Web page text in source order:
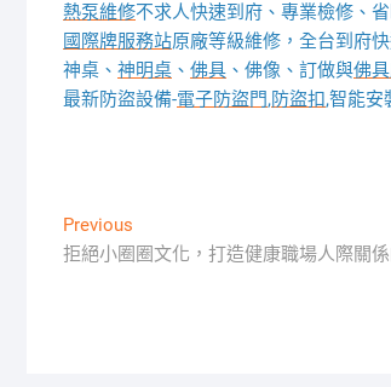
熱泵維修不求人快速到府、專業檢修、
國際牌服務站原廠等級維修，全台到府
神桌、 神明桌 、 佛具 、佛像、訂做與佛
最新防盜設備-電子防盜門,防盜扣,智能安
文
章
Previous
post:
拒絕小圈圈文化，打造健康職場人際關